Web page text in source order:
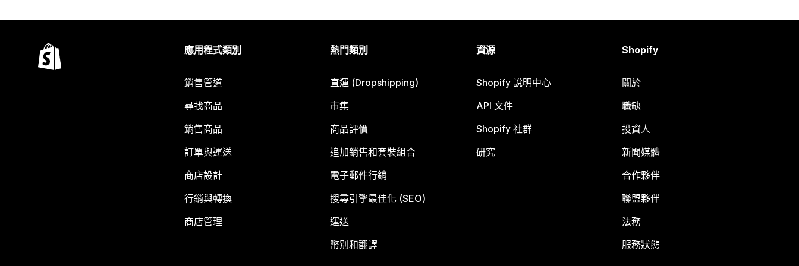
應用程式類別
銷售管道
尋找商品
銷售商品
訂單與運送
商店設計
行銷與轉換
商店管理
熱門類別
直運 (Dropshipping)
市集
商品評價
追加銷售和套裝組合
電子郵件行銷
搜尋引擎最佳化 (SEO)
運送
幣別和翻譯
資源
Shopify 說明中心
API 文件
Shopify 社群
研究
Shopify
關於
職缺
投資人
新聞媒體
合作夥伴
聯盟夥伴
法務
服務狀態